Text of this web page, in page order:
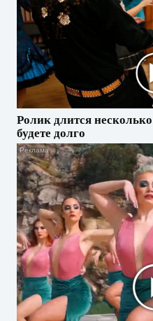
Ролик длится
будете долго